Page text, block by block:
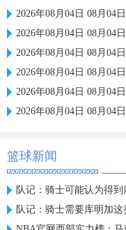
2026年08月04日 08月04日亚洲
2026年08月04日 08月04日国青男篮
2026年08月04日 08月04日亚洲
2026年08月04日 08月04日
2026年08月04日 08月04日
2026年08月04日 08月04日
篮球新闻
队记：骑士可能认为得到
队记：骑士需要库明加